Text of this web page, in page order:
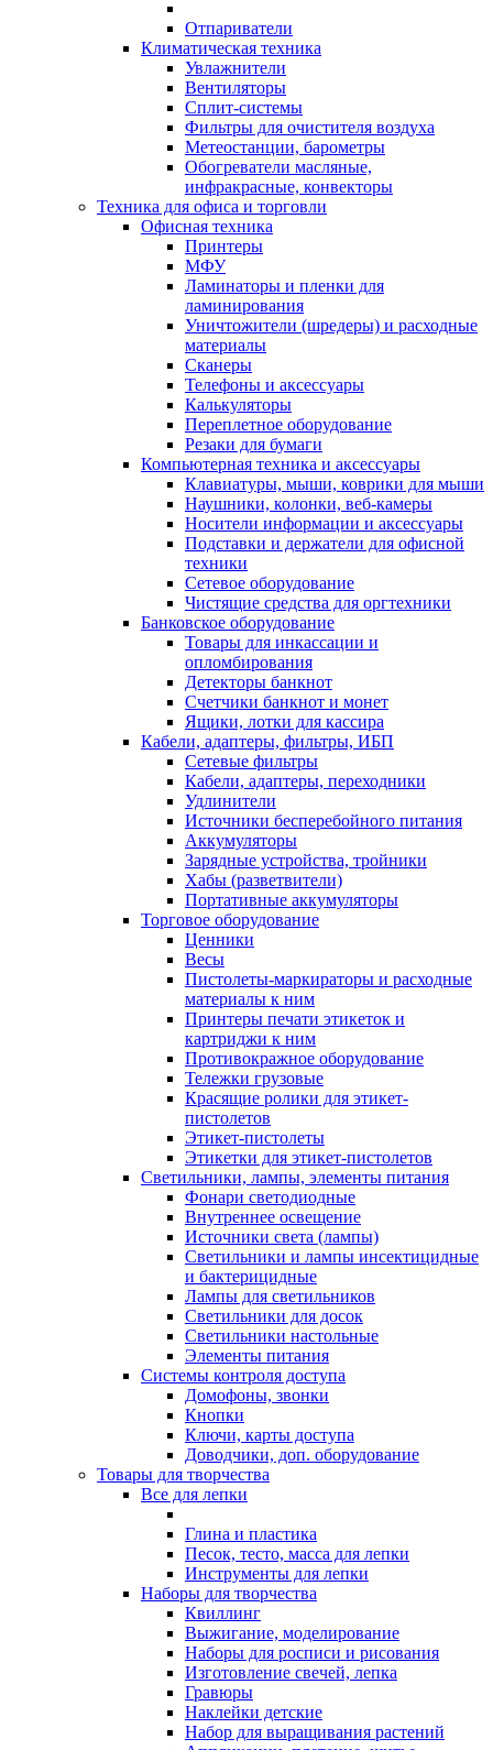
Отпариватели
Климатическая техника
Увлажнители
Вентиляторы
Сплит-системы
Фильтры для очистителя воздуха
Метеостанции, барометры
Обогреватели масляные,
инфракрасные, конвекторы
Техника для офиса и торговли
Офисная техника
Принтеры
МФУ
Ламинаторы и пленки для
ламинирования
Уничтожители (шредеры) и расходные
материалы
Сканеры
Телефоны и аксессуары
Калькуляторы
Переплетное оборудование
Резаки для бумаги
Компьютерная техника и аксессуары
Клавиатуры, мыши, коврики для мыши
Наушники, колонки, веб-камеры
Носители информации и аксессуары
Подставки и держатели для офисной
техники
Сетевое оборудование
Чистящие средства для оргтехники
Банковское оборудование
Товары для инкассации и
опломбирования
Детекторы банкнот
Счетчики банкнот и монет
Ящики, лотки для кассира
Кабели, адаптеры, фильтры, ИБП
Сетевые фильтры
Кабели, адаптеры, переходники
Удлинители
Источники бесперебойного питания
Аккумуляторы
Зарядные устройства, тройники
Хабы (разветвители)
Портативные аккумуляторы
Торговое оборудование
Ценники
Весы
Пистолеты-маркираторы и расходные
материалы к ним
Принтеры печати этикеток и
картриджи к ним
Противокражное оборудование
Тележки грузовые
Красящие ролики для этикет-
пистолетов
Этикет-пистолеты
Этикетки для этикет-пистолетов
Светильники, лампы, элементы питания
Фонари светодиодные
Внутреннее освещение
Источники света (лампы)
Светильники и лампы инсектицидные
и бактерицидные
Лампы для светильников
Светильники для досок
Светильники настольные
Элементы питания
Системы контроля доступа
Домофоны, звонки
Кнопки
Ключи, карты доступа
Доводчики, доп. оборудование
Товары для творчества
Все для лепки
Глина и пластика
Песок, тесто, масса для лепки
Инструменты для лепки
Наборы для творчества
Квиллинг
Выжигание, моделирование
Наборы для росписи и рисования
Изготовление свечей, лепка
Гравюры
Наклейки детские
Набор для выращивания растений